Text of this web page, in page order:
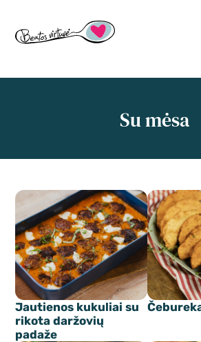
Su mėsa
Jautienos kukuliai su
rikota daržovių
padaže